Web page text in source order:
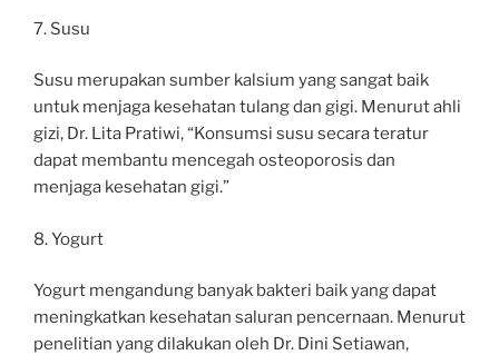
7. Susu
Susu merupakan sumber kalsium yang sangat baik
untuk menjaga kesehatan tulang dan gigi. Menurut ahli
gizi, Dr. Lita Pratiwi, “Konsumsi susu secara teratur
dapat membantu mencegah osteoporosis dan
menjaga kesehatan gigi.”
8. Yogurt
Yogurt mengandung banyak bakteri baik yang dapat
meningkatkan kesehatan saluran pencernaan. Menurut
penelitian yang dilakukan oleh Dr. Dini Setiawan,